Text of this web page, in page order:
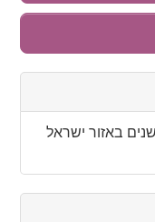
באזור ישראל